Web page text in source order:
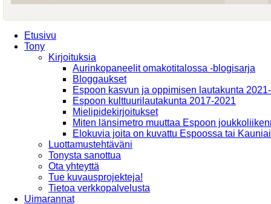
Etusivu
Tony
Kirjoituksia
Aurinkopaneelit omakotitalossa -blogisarja
Bloggaukset
Espoon kasvun ja oppimisen lautakunta
Espoon kulttuurilautakunta 2017-2021
Mielipidekirjoitukset
Miten länsimetro muuttaa Espoon
Elokuvia joita on kuvattu Espoossa tai
Luottamustehtäväni
Tonysta sanottua
Ota yhteyttä
Tue kuvausprojekteja!
Tietoa verkkopalvelusta
Uimarannat